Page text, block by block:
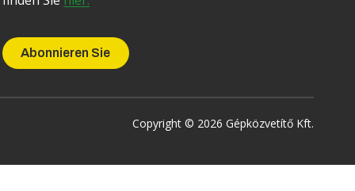
Copyright © 2026 Gépközvetítő Kft.